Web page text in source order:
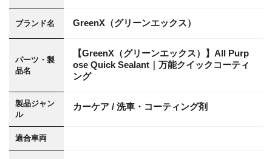
ブランド名 GreenX（グリーンエックス）
パーツ・製
品名
【GreenX（グリーンエックス）】All Purp
ose Quick Sealant｜万能クイックコーティ
ング
製品ジャン
ル
カーケア / 洗車・コーティング剤
適合車両